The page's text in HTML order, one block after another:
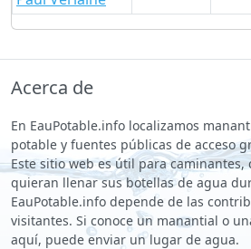
Acerca de
En EauPotable.info localizamos
potable y fuentes públicas de acceso
Este sitio web es útil para caminantes,
quieran llenar sus botellas de agua
EauPotable.info depende de las
visitantes. Si conoce un manantial o
aquí, puede enviar un lugar de agua.